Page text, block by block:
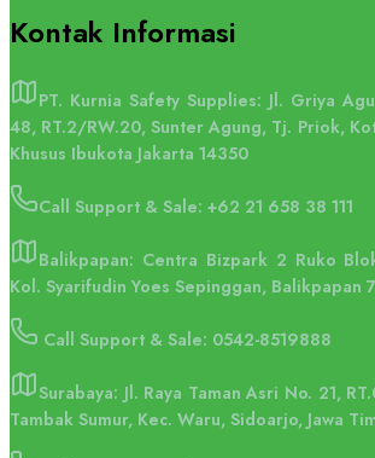
Kontak Informasi
PT. Kurnia Safety Supplies: Jl. Griya
48, RT.2/RW.20, Sunter Agung, Tj. Priok,
Khusus Ibukota Jakarta 14350
Call Support & Sale: +62 21 658 38 111
Balikpapan: Centra Bizpark 2 Ruko
Kol. Syarifudin Yoes Sepinggan, Balikpapan
Call Support & Sale: 0542-8519888
Surabaya: Jl. Raya Taman Asri No. 21,
Tambak Sumur, Kec. Waru, Sidoarjo, Jawa